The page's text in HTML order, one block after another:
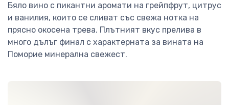
Бяло вино с пикантни аромати на грейпфрут, цитрус
и ванилия, които се сливат със свежа нотка на
прясно окосена трева. Плътният вкус прелива в
много дълъг финал с характерната за вината на
Поморие минерална свежест.